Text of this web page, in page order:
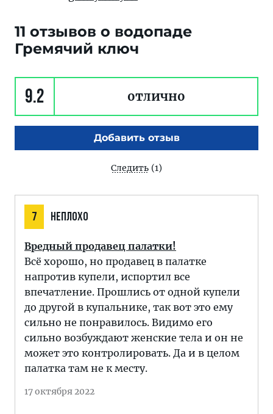
11 отзывов о водопаде
Гремячий ключ
9.2 отлично
Добавить отзыв
Следить (1)
7 НЕПЛОХО
Вредный продавец палатки!
Всё хорошо, но продавец в палатке
напротив купели, испортил все
впечатление. Прошлись от одной купели
до другой в купальнике, так вот это ему
сильно не понравилось. Видимо его
сильно возбуждают женские тела и он не
может это контролировать. Да и в целом
палатка там не к месту.
17 октября 2022